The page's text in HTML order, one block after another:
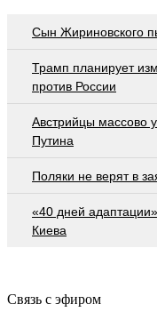
Сын Жириновского
Трамп планирует
против России
Австрийцы массово
Путина
Поляки не верят в
«40 дней
Киева
Связь с эфиром